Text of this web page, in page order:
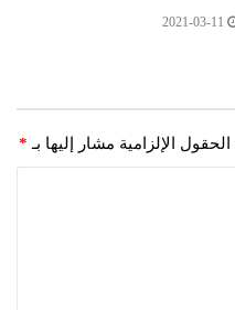
2021-03-11
الحقول الإلزامية مشار إليها بـ *